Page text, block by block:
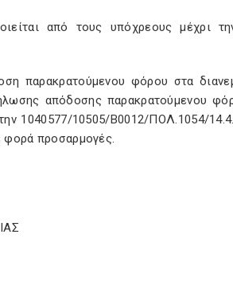
από τους υπόχρεους μέχρι
παρακρατούμενου φόρου στα
απόδοσης παρακρατούμενου
1040577/10505/Β0012/ΠΟΛ.1054/
φορά προσαρμογές.